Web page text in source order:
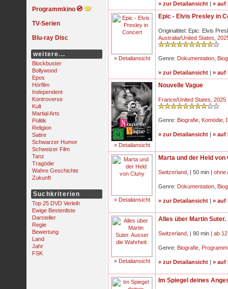
Programmkino
TV-Serien
Blu-ray Disc
weitere...
Blockbuster
Bollywood
Epos
Hörfilm
Independent
Kontroverse
Kult
Martial Arts
Politik
Religion
Satire
Schwarzer Humor
Schweizer Film
Tanz
Tragödie
Wahre Geschichte
Zukunft
Suchkriterien
Top 25 DVD Verleih
Ewige Bestenliste
Darsteller
Regie
Bewertung
Land
Jahr
FSK
» zur Detailansicht | » auf
» Detailansicht
Epic - Elvis Presley in
Originaltitel: Epic: Elvis
Australia/United States
Genre: Dokumentation
» zur Detailansicht | » auf
» Detailansicht
Nouvelle Vague
France/United States 2025
Genre: Biografie Komödie
» zur Detailansicht | » auf
» Detailansicht
Marta und der Held von
Switzerland | 50 min | ohne
Genre: Dokumentation
» zur Detailansicht | » auf
» Detailansicht
Alles über Martin
Switzerland | 90 min | ab
Genre: Biografie
» zur Detailansicht | » auf
Im Spiegel deines